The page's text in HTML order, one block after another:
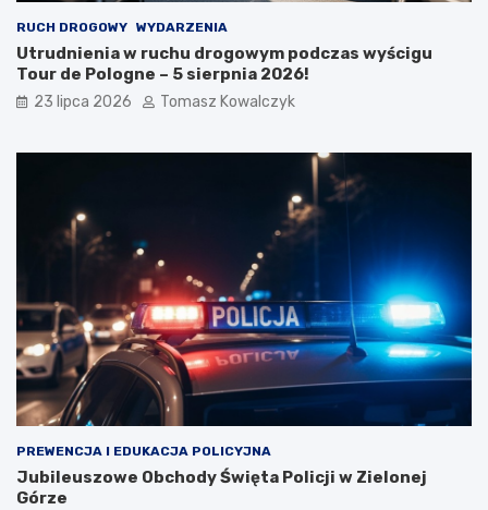
RUCH DROGOWY WYDARZENIA
Utrudnienia w ruchu drogowym podczas wyścigu
Tour de Pologne – 5 sierpnia 2026!
23 lipca 2026 Tomasz Kowalczyk
PREWENCJA I EDUKACJA POLICYJNA
Jubileuszowe Obchody Święta Policji w Zielonej
Górze